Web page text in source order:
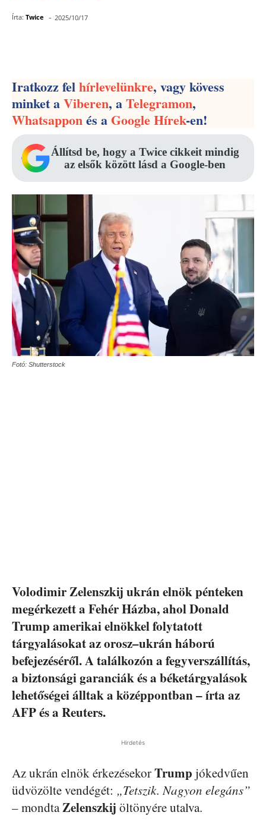
Írta: Twice - 2025/10/17
Iratkozz felhírlevelünkre, vagy kövess
minket aViberen, aTelegramon,
Whatsapponés aGoogle Hírek-en!
Állítsd be, hogy a Twice cikkeit mindig
az elsők között lásd a Google-ben
Fotó: Shutterstock
Volodimir Zelenszkij ukrán elnök pénteken
megérkezett a Fehér Házba, ahol Donald
Trump amerikai elnökkel folytatott
tárgyalásokat az orosz–ukrán háború
befejezéséről. A találkozón a fegyverszállítás,
a biztonsági garanciák és a béketárgyalások
lehetőségei álltak a középpontban – írta az
AFP és a Reuters.
Hirdetés
Az ukrán elnök érkezésekorTrump jókedvűen
üdvözölte vendégét: „Tetszik. Nagyon elegáns”
– mondtaZelenszkij öltönyére utalva.